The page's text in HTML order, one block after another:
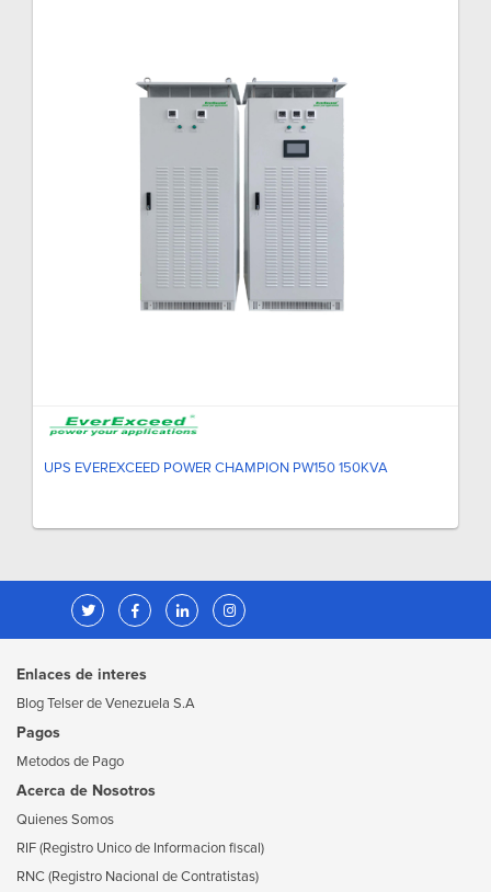
UPS EVEREXCEED POWER CHAMPION PW150 150KVA
Enlaces de interes
Blog Telser de Venezuela S.A
Pagos
Metodos de Pago
Acerca de Nosotros
Quienes Somos
RIF (Registro Unico de Informacion fiscal)
RNC (Registro Nacional de Contratistas)